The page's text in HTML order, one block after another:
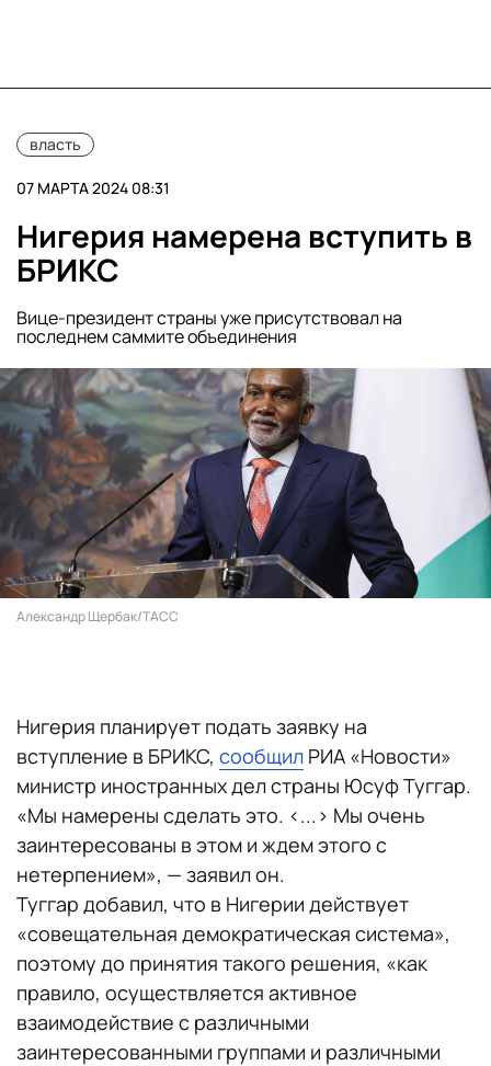
власть
07 МАРТА 2024 08:31
Нигерия намерена вступить в
БРИКС
Вице-президент страны уже присутствовал на
последнем саммите объединения
Александр Щербак/ТАСС
Нигерия планирует подать заявку на
вступление в БРИКС, сообщил РИА «Новости»
министр иностранных дел страны Юсуф Туггар.
«Мы намерены сделать это. <...> Мы очень
заинтересованы в этом и ждем этого с
нетерпением», — заявил он.
Туггар добавил, что в Нигерии действует
«совещательная демократическая система»,
поэтому до принятия такого решения, «как
правило, осуществляется активное
взаимодействие с различными
заинтересованными группами и различными